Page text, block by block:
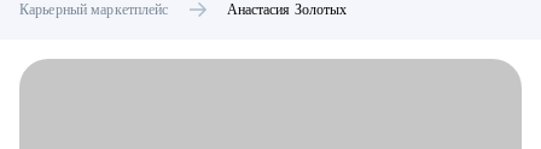
Карьерный маркетплейс Анастасия Золотых